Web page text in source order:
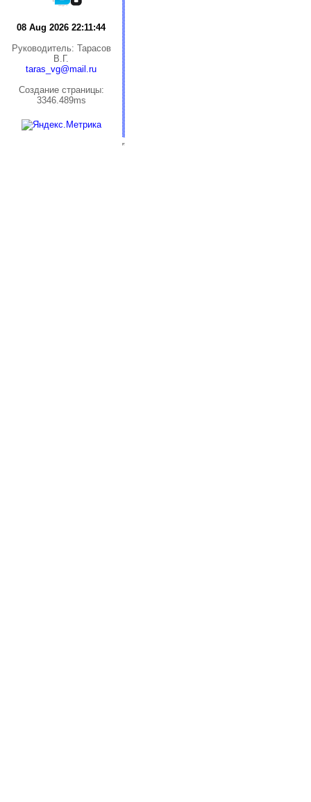
08 Aug 2026 22:11:44
Руководитель: Тарасов
В.Г.
taras_vg@mail.ru
Cоздание страницы:
3346.489ms